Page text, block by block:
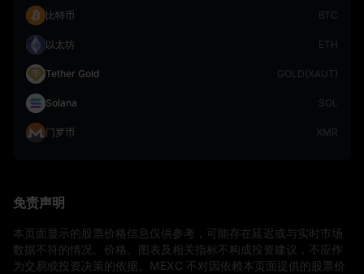
比特币 BTC
以太坊 ETH
Tether Gold GOLD(XAUT)
Solana SOL
门罗币 XMR
免责声明
本页面显示的股票价格信息仅供参考，可能存在延迟或与实时市场
数据不符的情况。价格、图表及相关指标不构成投资建议，不应作
为交易或投资决策的依据。MEXC 不对因依赖本页面提供的股票价